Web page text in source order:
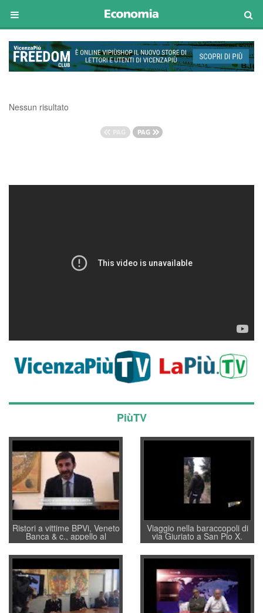
Nessun risultato
PiùTV
Ristori a vittime BPVi, Veneto
Banca & c., appello al
sottosegretario Alessio
Villarosa: per mettere ordine
convochi con Di Maio CNCU
a supporto della cabina di
regia al Mef
Viaggio nella baraccopoli di
via Giuriato a San Pio X.
Vicenza ai Vicentini: “faremo
un regalo di Natale ai
residenti”